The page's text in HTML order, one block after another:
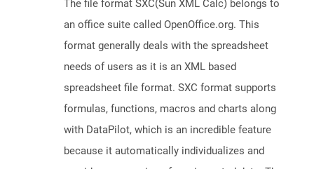
The file format SXC(Sun XML Calc) belongs to
an office suite called OpenOffice.org. This
format generally deals with the spreadsheet
needs of users as it is an XML based
spreadsheet file format. SXC format supports
formulas, functions, macros and charts along
with DataPilot, which is an incredible feature
because it automatically individualizes and